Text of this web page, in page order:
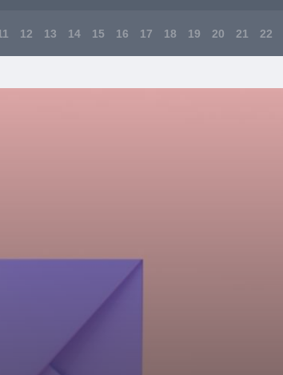
12 13 14 15 16 17 18 19 20 21 22